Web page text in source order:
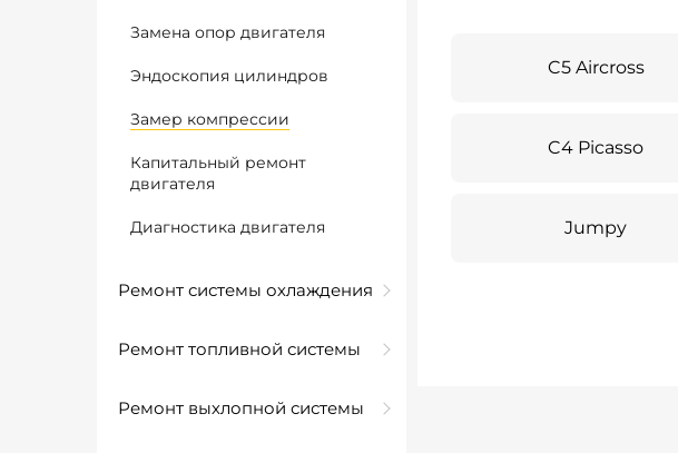
Замена опор двигателя
Эндоскопия цилиндров
Замер компрессии
Капитальный ремонт
двигателя
Диагностика двигателя
Ремонт системы охлаждения
Ремонт топливной системы
Ремонт выхлопной системы
C5 Aircross
C4 Picasso
Jumpy